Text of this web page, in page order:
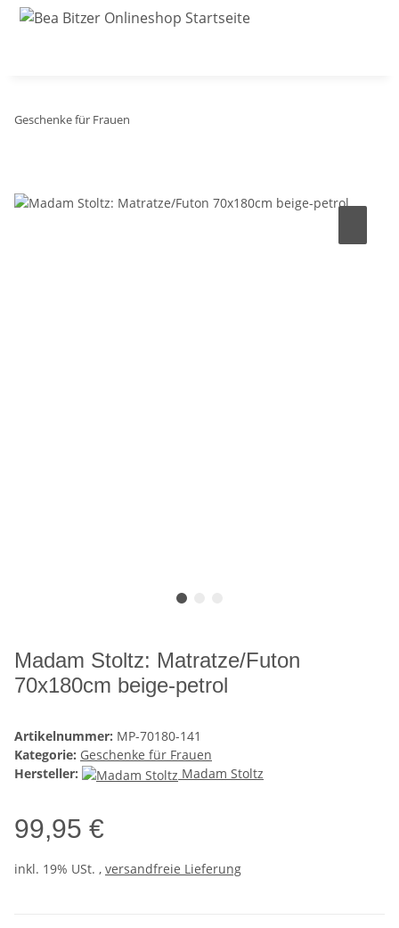
Geschenke für Frauen
Madam Stoltz: Matratze/Futon
70x180cm beige-petrol
Artikelnummer: MP-70180-141
Kategorie: Geschenke für Frauen
Hersteller:
Madam Stoltz
99,95 €
inkl. 19% USt. , versandfreie Lieferung